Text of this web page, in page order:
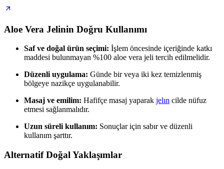
Aloe Vera Jelinin Doğru Kullanımı
Saf ve doğal ürün seçimi: İşlem öncesinde içeriğinde katkı
maddesi bulunmayan %100 aloe vera jeli tercih edilmelidir.
Düzenli uygulama: Günde bir veya iki kez temizlenmiş
bölgeye nazikçe uygulanabilir.
Masaj ve emilim: Hafifçe masaj yaparak jelın cilde nüfuz
etmesi sağlanmalıdır.
Uzun süreli kullanım: Sonuçlar için sabır ve düzenli
kullanım şarttır.
Alternatif Doğal Yaklaşımlar